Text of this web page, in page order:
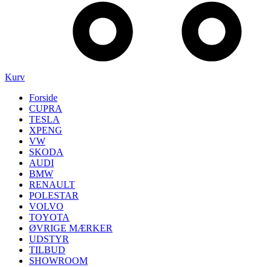
Kurv
Forside
CUPRA
TESLA
XPENG
VW
SKODA
AUDI
BMW
RENAULT
POLESTAR
VOLVO
TOYOTA
ØVRIGE MÆRKER
UDSTYR
TILBUD
SHOWROOM